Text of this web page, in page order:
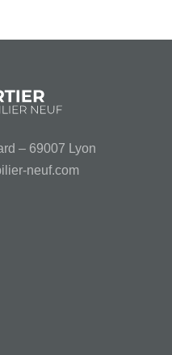
– 69007 Lyon
neuf.com